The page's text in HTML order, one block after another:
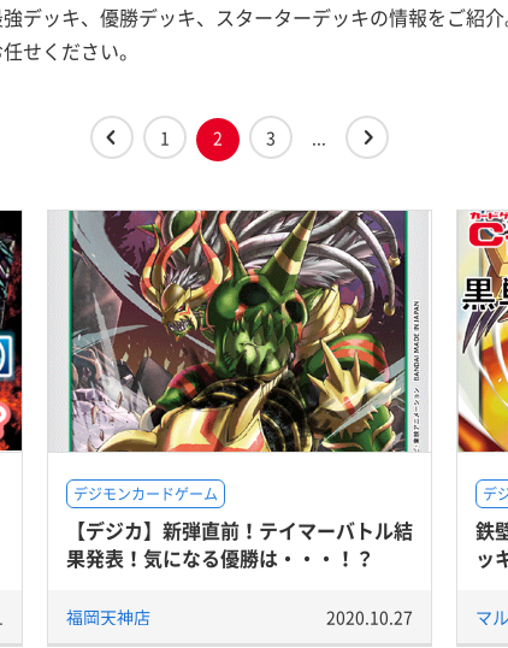
デッキ、優勝デッキ、スターターデッキの情報をご紹
せください。
1 2 3 ...
デジモンカードゲーム
【デジカ】新弾直前！テイマーバトル結
果発表！気になる優勝は・・・！？
福岡天神店 2020.10.27
デ
鉄
ッ
マ